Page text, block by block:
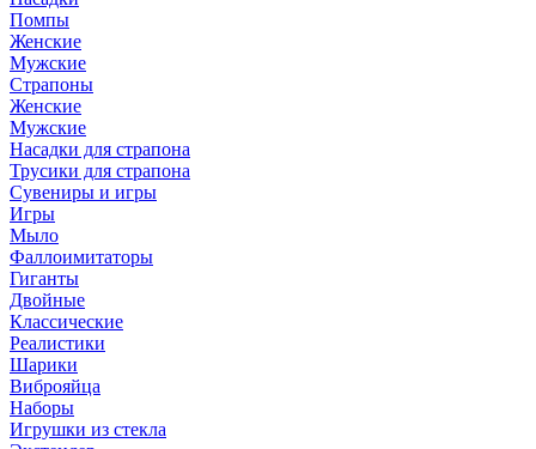
Помпы
Женские
Мужские
Страпоны
Женские
Мужские
Насадки для страпона
Трусики для страпона
Сувениры и игры
Игры
Мыло
Фаллоимитаторы
Гиганты
Двойные
Классические
Реалистики
Шарики
Виброяйца
Наборы
Игрушки из стекла